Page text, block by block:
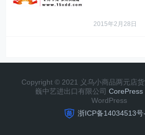
2015年2月28日
Copyright © 2021 义乌小商品两元店
巍中艺进出口有限公司 CorePress
WordPress
浙ICP备14034513号